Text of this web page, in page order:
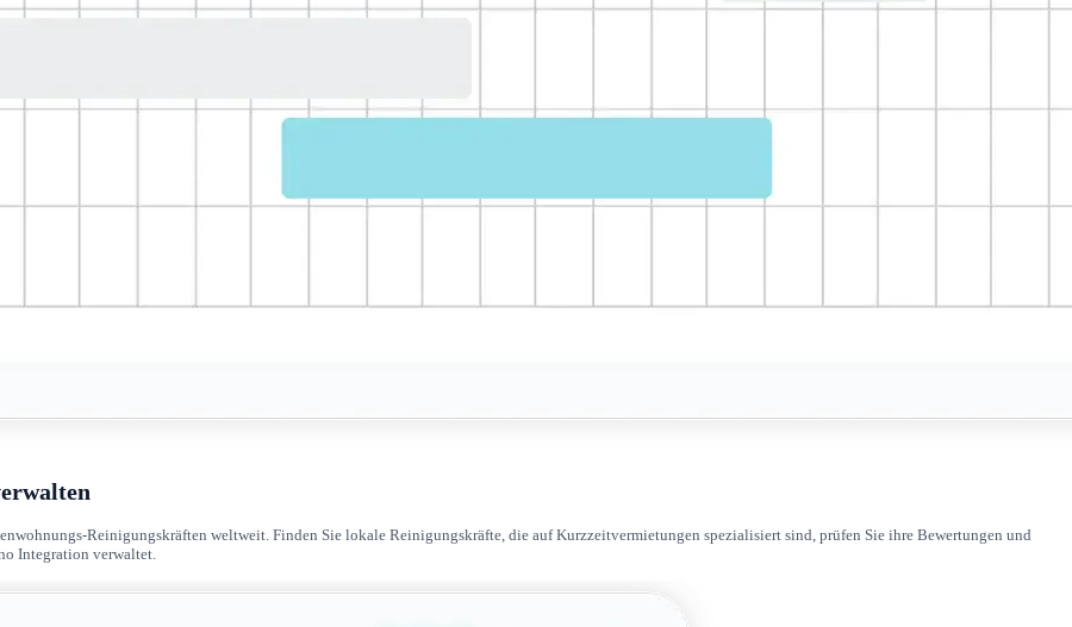
Reinigungskräften weltweit. Finden Sie lokale Reinigungskräfte, die auf Kurzzeitvermietungen spezialisiert sind, prüfen Sie ihre Bewertungen und
Integration verwaltet.